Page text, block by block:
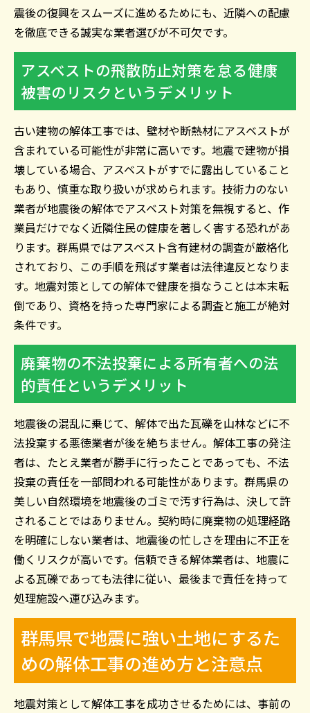
震後の復興をスムーズに進めるためにも、近隣への配慮
を徹底できる誠実な業者選びが不可欠です。
アスベストの飛散防止対策を怠る健康
被害のリスクというデメリット
古い建物の解体工事では、壁材や断熱材にアスベストが
含まれている可能性が非常に高いです。地震で建物が損
壊している場合、アスベストがすでに露出していること
もあり、慎重な取り扱いが求められます。技術力のない
業者が地震後の解体でアスベスト対策を無視すると、作
業員だけでなく近隣住民の健康を著しく害する恐れがあ
ります。群馬県ではアスベスト含有建材の調査が厳格化
されており、この手順を飛ばす業者は法律違反となりま
す。地震対策としての解体で健康を損なうことは本末転
倒であり、資格を持った専門家による調査と施工が絶対
条件です。
廃棄物の不法投棄による所有者への法
的責任というデメリット
地震後の混乱に乗じて、解体で出た瓦礫を山林などに不
法投棄する悪徳業者が後を絶ちません。解体工事の発注
者は、たとえ業者が勝手に行ったことであっても、不法
投棄の責任を一部問われる可能性があります。群馬県の
美しい自然環境を地震後のゴミで汚す行為は、決して許
されることではありません。契約時に廃棄物の処理経路
を明確にしない業者は、地震後の忙しさを理由に不正を
働くリスクが高いです。信頼できる解体業者は、地震に
よる瓦礫であっても法律に従い、最後まで責任を持って
処理施設へ運び込みます。
群馬県で地震に強い土地にするた
めの解体工事の進め方と注意点
地震対策として解体工事を成功させるためには、事前の